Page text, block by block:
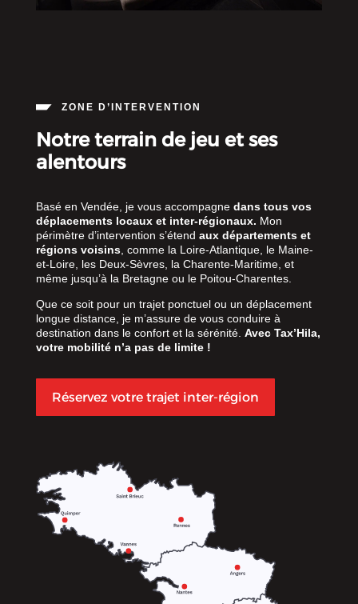
ZONE D’INTERVENTION
Notre terrain de jeu et ses
alentours
Basé en Vendée, je vous accompagnedans tous vos
déplacements locaux et inter-régionaux. Mon
périmètre d’intervention s’étend aux départements et
régions voisins, comme la Loire-Atlantique, le Maine-
et-Loire, les Deux-Sèvres, la Charente-Maritime, et
même jusqu’à la Bretagne ou le Poitou-Charentes.
Que ce soit pour un trajet ponctuel ou un déplacement
longue distance, je m’assure de vous conduire à
destination dans le confort et la sérénité. Avec Tax’Hila,
votre mobilité n’a pas de limite !
Réservez votre trajet inter-région